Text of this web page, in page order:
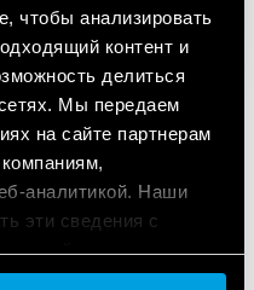
чтобы анализировать
контент и
делиться
Мы передаем
на сайте партнерам
аналитикой. Наши
эти сведения с
а также
при использовании